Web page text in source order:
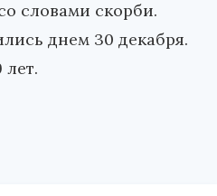
словами скорби.
днем 30 декабря.